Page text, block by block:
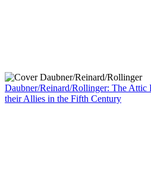
Daubner/Reinard/Rollinger: The Attic
their Allies in the Fifth Century